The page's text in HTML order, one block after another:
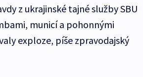
z ukrajinské tajné služby SBU
municí a pohonnými
exploze, píše zpravodajský